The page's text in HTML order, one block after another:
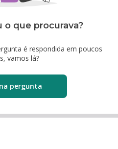
o que procurava?
é respondida em poucos
vamos lá?
pergunta